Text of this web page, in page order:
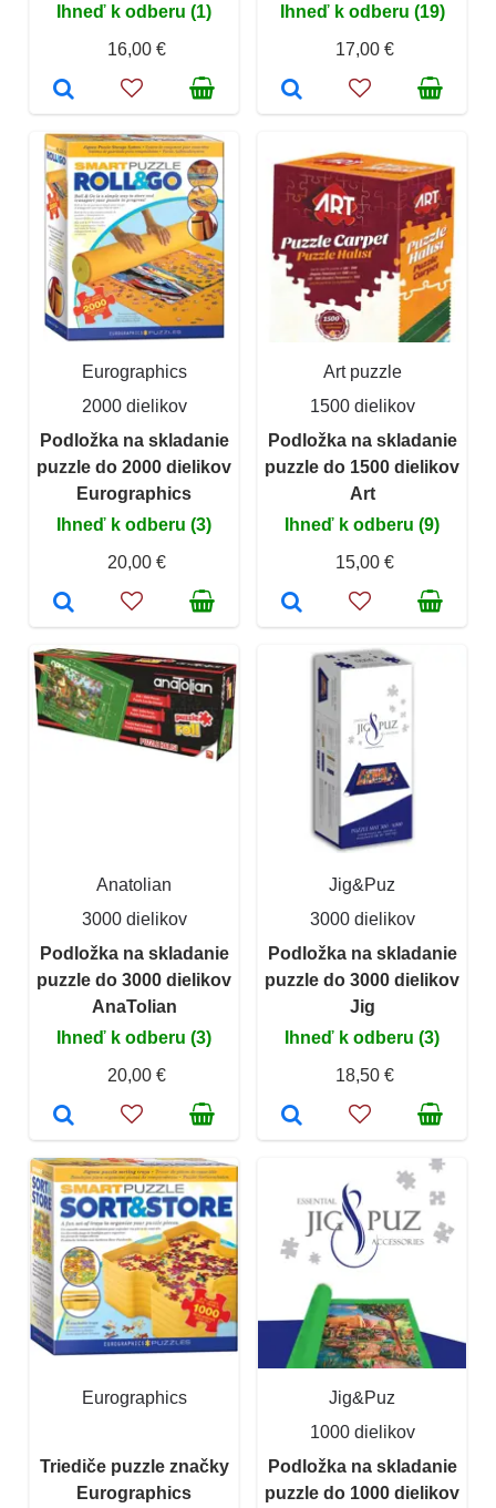
Ihneď k odberu (1)
16,00 €
Ihneď k odberu (19)
17,00 €
Eurographics
2000 dielikov
Podložka na skladanie
puzzle do 2000 dielikov
Eurographics
Ihneď k odberu (3)
20,00 €
Art puzzle
1500 dielikov
Podložka na skladanie
puzzle do 1500 dielikov
Art
Ihneď k odberu (9)
15,00 €
Anatolian
3000 dielikov
Podložka na skladanie
puzzle do 3000 dielikov
AnaTolian
Ihneď k odberu (3)
20,00 €
Jig&Puz
3000 dielikov
Podložka na skladanie
puzzle do 3000 dielikov
Jig
Ihneď k odberu (3)
18,50 €
Eurographics
Triediče puzzle značky
Eurographics
Jig&Puz
1000 dielikov
Podložka na skladanie
puzzle do 1000 dielikov